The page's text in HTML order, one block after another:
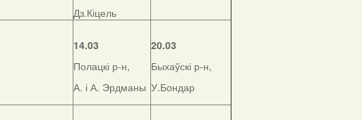
Дз.Кіцель
14.03
Полацкі р-н,
А. і А. Эрдманы
20.03
Быхаўскі р-н,
У.Бондар